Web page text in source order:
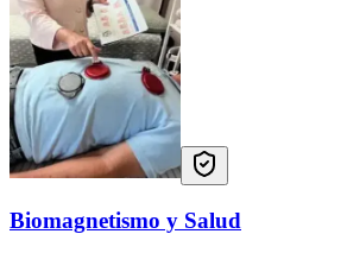
Biomagnetismo y Salud